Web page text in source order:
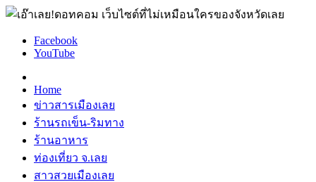
Facebook
YouTube
Home
ข่าวสารเมืองเลย
ร้านรถเข็น-ริมทาง
ร้านอาหาร
ท่องเที่ยว จ.เลย
สาวสวยเมืองเลย